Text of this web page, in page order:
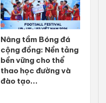
Nâng tầm Bóng đá
cộng đồng: Nền tảng
bền vững cho thể
thao học đường và
đào tạo...